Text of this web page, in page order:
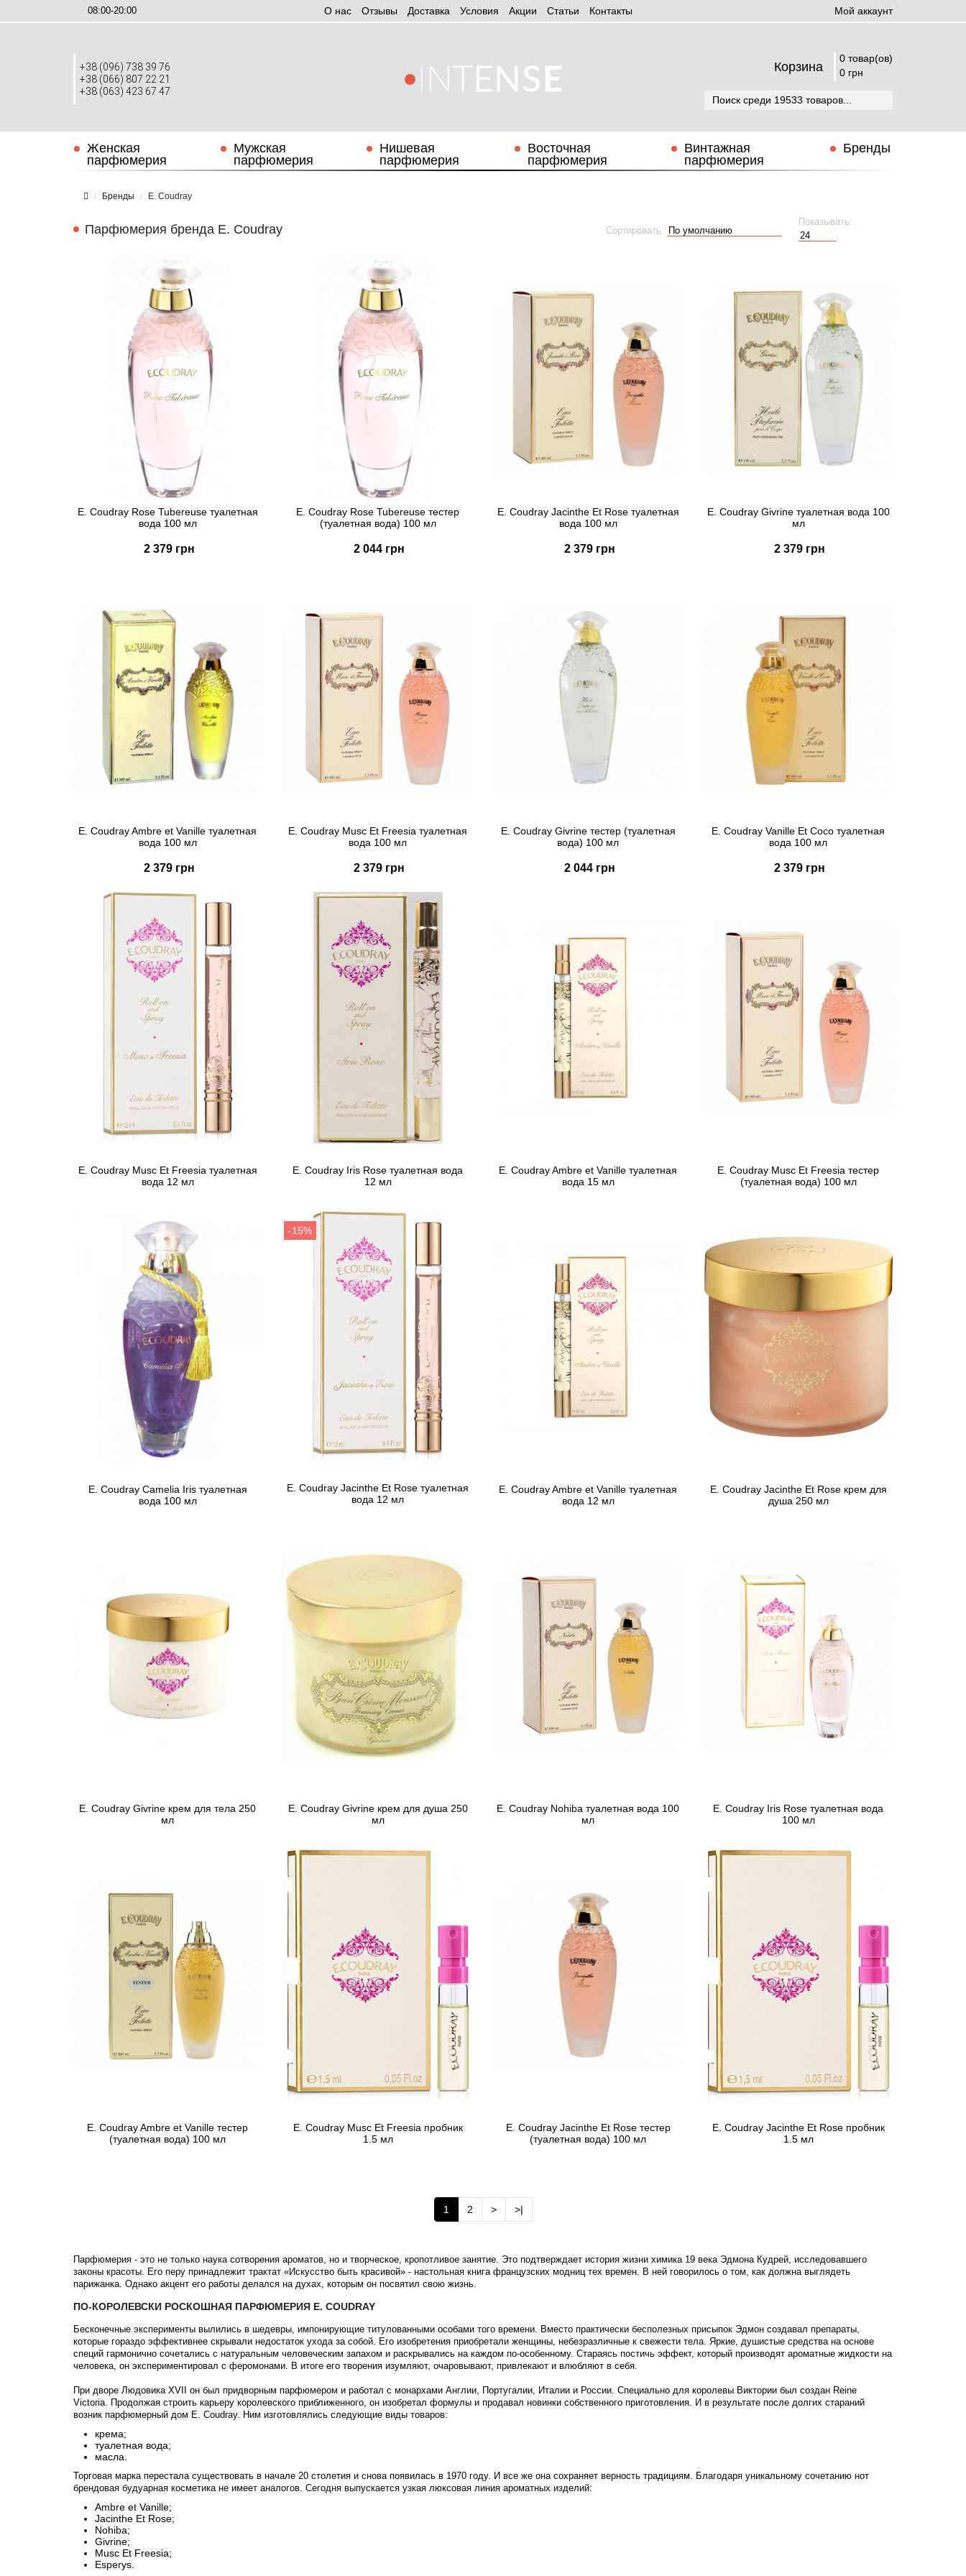
08:00-20:00 О нас Отзывы Доставка Условия Aкции Статьи Контакты Мой аккаунт
+38 (096) 738 39 76
+38 (066) 807 22 21
+38 (063) 423 67 47
Корзина
0 товар(ов)
0 грн
Женская
парфюмерия
Мужская
парфюмерия
Нишевая
парфюмерия
Восточная
парфюмерия
Винтажная
парфюмерия
Бренды
Бренды E. Coudray
Парфюмерия бренда E. Coudray Сортировать:
Показывать:
E. Coudray Rose Tubereuse туалетная
вода 100 мл
2 379 грн
E. Coudray Rose Tubereuse тестер
(туалетная вода) 100 мл
2 044 грн
E. Coudray Jacinthe Et Rose туалетная
вода 100 мл
2 379 грн
E. Coudray Givrine туалетная вода 100
мл
2 379 грн
E. Coudray Ambre et Vanille туалетная
вода 100 мл
2 379 грн
Купить
Быстрый заказ
E. Coudray Musc Et Freesia туалетная
вода 100 мл
2 379 грн
Купить
Быстрый заказ
E. Coudray Givrine тестер (туалетная
вода) 100 мл
2 044 грн
E. Coudray Vanille Et Coco туалетная
вода 100 мл
2 379 грн
E. Coudray Musc Et Freesia туалетная
вода 12 мл
Предзаказ
E. Coudray Iris Rose туалетная вода
12 мл
E. Coudray Ambre et Vanille туалетная
вода 15 мл
E. Coudray Musc Et Freesia тестер
(туалетная вода) 100 мл
E. Coudray Camelia Iris туалетная
вода 100 мл
-15%
E. Coudray Jacinthe Et Rose туалетная
вода 12 мл
E. Coudray Ambre et Vanille туалетная
вода 12 мл
E. Coudray Jacinthe Et Rose крем для
душа 250 мл
E. Coudray Givrine крем для тела 250
мл
E. Coudray Givrine крем для душа 250
мл
E. Coudray Nohiba туалетная вода 100
мл
E. Coudray Iris Rose туалетная вода
100 мл
E. Coudray Ambre et Vanille тестер
(туалетная вода) 100 мл
E. Coudray Musc Et Freesia пробник
1.5 мл
E. Coudray Jacinthe Et Rose тестер
(туалетная вода) 100 мл
E. Coudray Jacinthe Et Rose пробник
1.5 мл
1 2 > >|
Парфюмерия - это не только наука сотворения ароматов, но и творческое, кропотливое занятие. Это подтверждает история жизни химика 19 века Эдмона Кудрей, исследовавшего
законы красоты. Его перу принадлежит трактат «Искусство быть красивой» - настольная книга французских модниц тех времен. В ней говорилось о том, как должна выглядеть
парижанка. Однако акцент его работы делался на духах, которым он посвятил свою жизнь.
ПО-КОРОЛЕВСКИ РОСКОШНАЯ ПАРФЮМЕРИЯ E. COUDRAY
Бесконечные эксперименты вылились в шедевры, импонирующие титулованными особами того времени. Вместо практически бесполезных присыпок Эдмон создавал препараты,
которые гораздо эффективнее скрывали недостаток ухода за собой. Его изобретения приобретали женщины, небезразличные к свежести тела. Яркие, душистые средства на основе
специй гармонично сочетались с натуральным человеческим запахом и раскрывались на каждом по-особенному. Стараясь постичь эффект, который производят ароматные жидкости на
человека, он экспериментировал с феромонами. В итоге его творения изумляют, очаровывают, привлекают и влюбляют в себя.
При дворе Людовика XVII он был придворным парфюмером и работал с монархами Англии, Португалии, Италии и России. Специально для королевы Виктории был создан Reine
Victoria. Продолжая строить карьеру королевского приближенного, он изобретал формулы и продавал новинки собственного приготовления. И в результате после долгих стараний
возник парфюмерный дом E. Coudray. Ним изготовлялись следующие виды товаров:
крема;
туалетная вода;
масла.
Торговая марка перестала существовать в начале 20 столетия и снова появилась в 1970 году. И все же она сохраняет верность традициям. Благодаря уникальному сочетанию нот
брендовая будуарная косметика не имеет аналогов. Сегодня выпускается узкая люксовая линия ароматных изделий:
Ambre et Vanille;
Jacinthe Et Rose;
Nohiba;
Givrine;
Musc Et Freesia;
Esperys.